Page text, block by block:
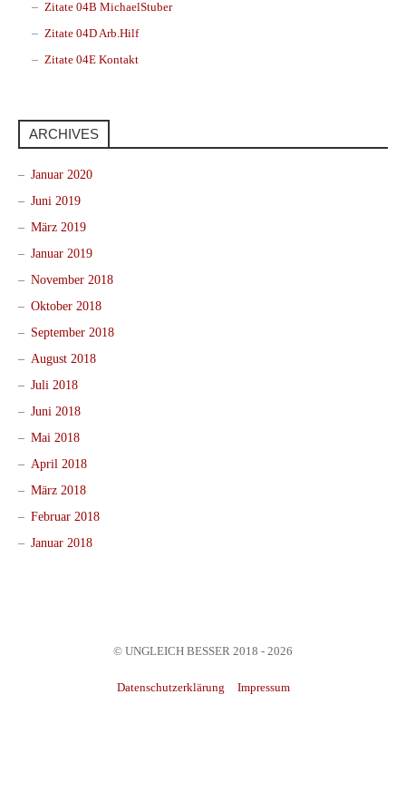
Zitate 04B MichaelStuber
Zitate 04D Arb.Hilf
Zitate 04E Kontakt
ARCHIVES
Januar 2020
Juni 2019
März 2019
Januar 2019
November 2018
Oktober 2018
September 2018
August 2018
Juli 2018
Juni 2018
Mai 2018
April 2018
März 2018
Februar 2018
Januar 2018
© UNGLEICH BESSER 2018 - 2026
Datenschutzerklärung Impressum